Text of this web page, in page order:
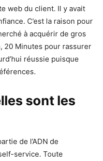
web du client. Il y avait
C’est la raison pour
à acquérir de gros
20 Minutes pour rassurer
réussie puisque
sont les
de l’ADN de
self-service. Toute